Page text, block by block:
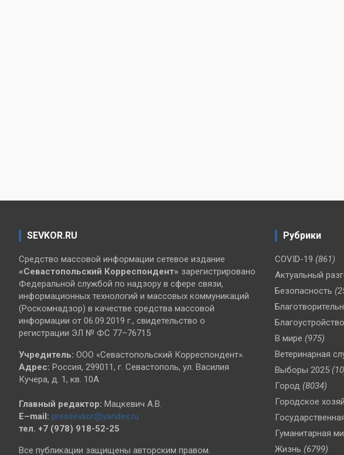
SEVKOR.RU
Средство массовой информации сетевое издание
«Севастопольский Корреспондент» зарегистрировано
Федеральной службой по надзору в сфере связи,
информационных технологий и массовых коммуникаций
(Роскомнадзор) в качестве средства массовой
информации от 06.09.2019 г., свидетельство о
регистрации ЭЛ № ФС 77–76715
Учредитель: ООО «Севастопольский Корреспондент».
Адрес: Россия, 299011, г. Севастополь, ул. Василия
Кучера, д. 1, кв. 10А
Главный редактор: Мацкевич А.В.
E–mail: pressevkor@yandex.ru
тел. +7 (978) 918-52-25
Все публикации защищены авторским правом.
Рубрики
COVID-19 (861)
Актуальный
Безопасность
Благоустройство
В мире (975)
Ветеринарная
Выборы 2025
Город (8034)
Городское
Гуманитарная
Жизнь (6799)